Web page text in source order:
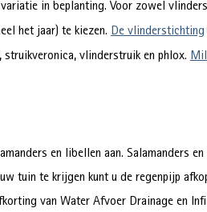
in beplanting. Voor zowel
het jaar) te kiezen. De vlinderstichting
struikveronica, vlinderstruik en phlox.
en libellen aan. Salamanders
tuin te krijgen kunt u de regenpijp
van Water Afvoer Drainage en